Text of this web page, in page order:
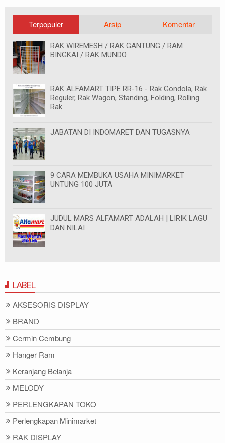
Terpopuler Arsip Komentar
RAK WIREMESH / RAK GANTUNG / RAM
BINGKAI / RAK MUNDO
RAK ALFAMART TIPE RR-16 - Rak Gondola, Rak
Reguler, Rak Wagon, Standing, Folding, Rolling
Rak
JABATAN DI INDOMARET DAN TUGASNYA
9 CARA MEMBUKA USAHA MINIMARKET
UNTUNG 100 JUTA
JUDUL MARS ALFAMART ADALAH | LIRIK LAGU
DAN NILAI
LABEL
AKSESORIS DISPLAY
BRAND
Cermin Cembung
Hanger Ram
Keranjang Belanja
MELODY
PERLENGKAPAN TOKO
Perlengkapan Minimarket
RAK DISPLAY